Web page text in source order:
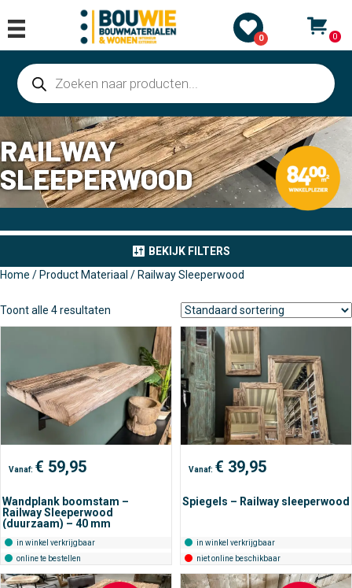
0 0
Producten
zoeken
RAILWAY
SLEEPERWOOD
BEKIJK FILTERS
Home / Product Materiaal / Railway Sleeperwood
Toont alle 4 resultaten
Vanaf: € 59,95
Wandplank boomstam –
Railway Sleeperwood
(duurzaam) – 40 mm
in winkel verkrijgbaar
online te bestellen
Vanaf: € 39,95
Spiegels – Railway sleeperwood
in winkel verkrijgbaar
niet online beschikbaar